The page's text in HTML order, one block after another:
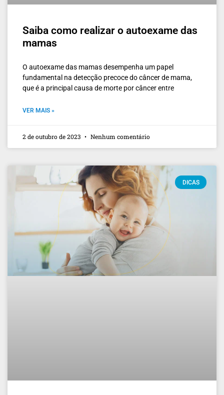
Saiba como realizar o autoexame das
mamas
O autoexame das mamas desempenha um papel
fundamental na detecção precoce do câncer de mama,
que é a principal causa de morte por câncer entre
VER MAIS »
2 de outubro de 2023 Nenhum comentário
DICAS